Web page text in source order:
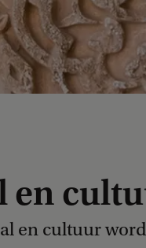
en
en cultuur​